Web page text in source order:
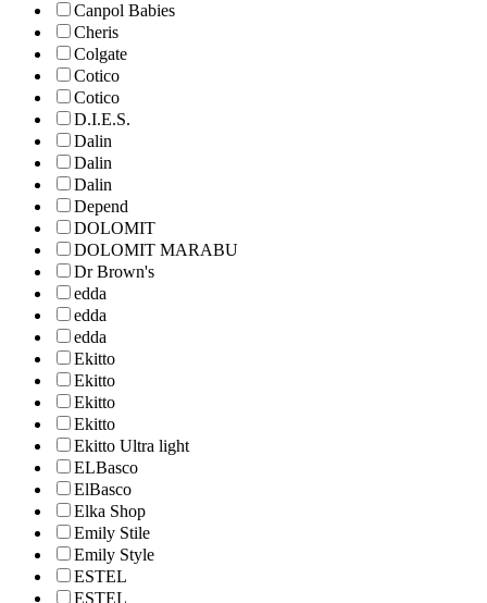
Canpol Babies
Cheris
Colgate
Cotico
Cotico
D.I.E.S.
Dalin
Dalin
Dalin
Depend
DOLOMIT
DOLOMIT MARABU
Dr Brown's
edda
edda
edda
Ekitto
Ekitto
Ekitto
Ekitto
Ekitto Ultra light
ELBasco
ElBasco
Elka Shop
Emily Stile
Emily Style
ESTEL
ESTEL